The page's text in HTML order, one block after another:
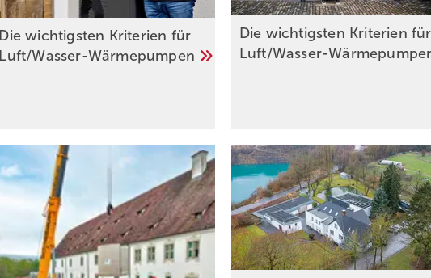
Die wichtigsten Kriterien für
Luft/Wasser-Wärmepumpen
Die wichtigsten Kriterien für
Luft/Wasser-